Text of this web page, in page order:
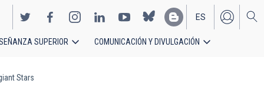
EN
ES
SUPERIOR COMUNICACIÓN Y DIVULGACIÓN
Stars